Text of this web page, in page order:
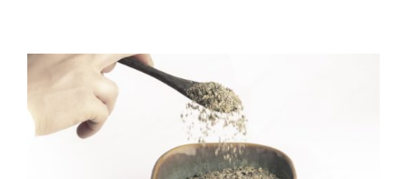
Produits sains
Click and collect